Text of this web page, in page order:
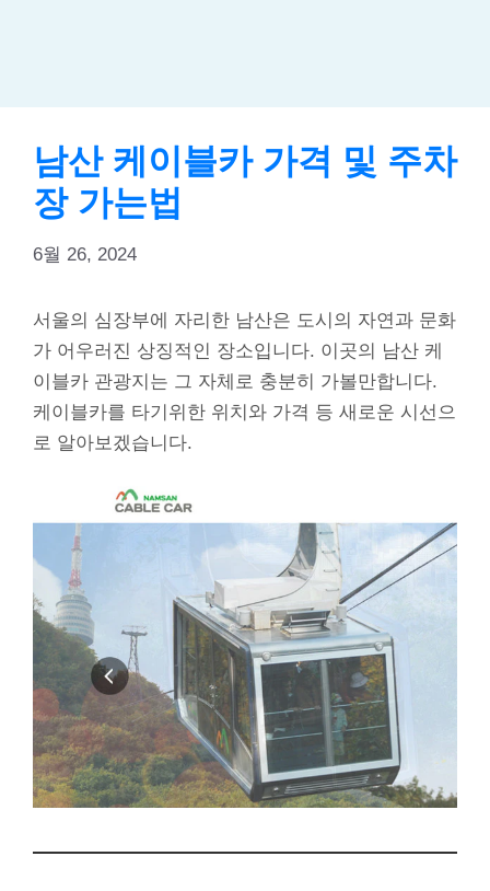
남산 케이블카 가격 및 주차
장 가는법
6월 26, 2024
서울의 심장부에 자리한 남산은 도시의 자연과 문화
가 어우러진 상징적인 장소입니다. 이곳의 남산 케
이블카 관광지는 그 자체로 충분히 가볼만합니다.
케이블카를 타기위한 위치와 가격 등 새로운 시선으
로 알아보겠습니다.